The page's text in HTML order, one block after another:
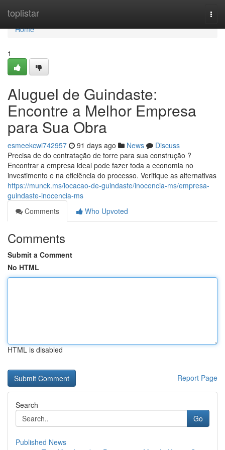
toplistar
Home
Home
1
Aluguel de Guindaste:
Encontre a Melhor Empresa
para Sua Obra
esmeekcwi742957 91 days ago News
Discuss
Precisa de do contratação de torre para sua construção ?
Encontrar a empresa ideal pode fazer toda a economia no
investimento e na eficiência do processo. Verifique as alternativas
https://munck.ms/locacao-de-guindaste/inocencia-ms/empresa-
guindaste-inocencia-ms
Comments
Who Upvoted
Comments
Submit a Comment
No HTML
HTML is disabled
Report Page
Search
Go
Published News